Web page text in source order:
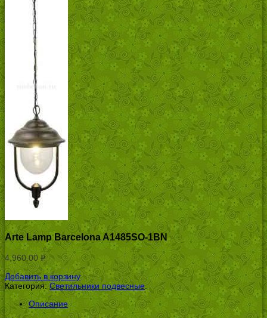
Arte Lamp Barcelona A1485SO-1BN
4,960.00 Р
УБ.
Добавить в корзину
Категория: Светильники подвесные.
Описание